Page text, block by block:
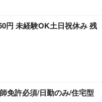
円 未経験OK土日祝休み 残
免許必須/日勤のみ/住宅型